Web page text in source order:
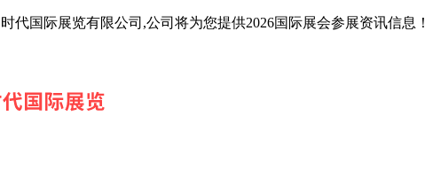
代国际展览有限公司,公司将为您提供2026国际展会参展资讯信息！